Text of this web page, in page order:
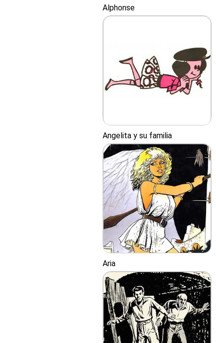
Alphonse
Angelita y su familia
Aria